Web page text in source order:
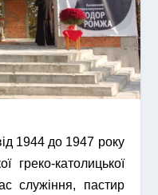
1944 до 1947 року
греко-католицької
служіння, пастир